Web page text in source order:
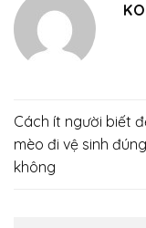
Cách ít người biết
mèo đi vệ sinh
không